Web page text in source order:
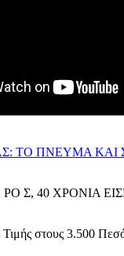
ΤΟ ΠΝΕΥΜΑ ΚΑΙ
Σ, 40 ΧΡΟΝΙΑ
στους 3.500